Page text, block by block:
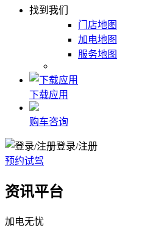
找到我们
门店地图
加电地图
服务地图
下载应用
购车咨询
登录/注册
预约试驾
资讯平台
加电无忧